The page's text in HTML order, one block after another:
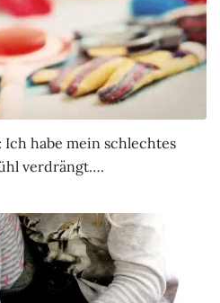
habe mein schlechtes
verdrängt….